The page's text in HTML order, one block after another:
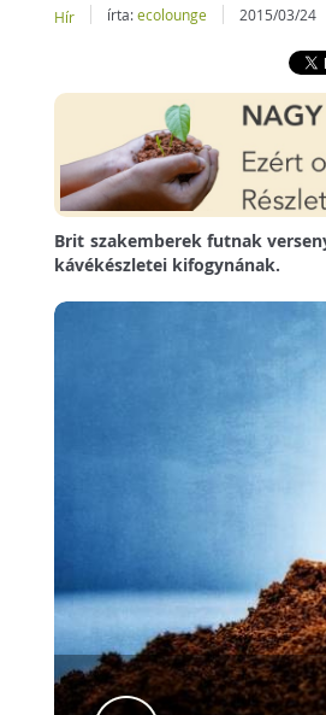
Hír írta:ecolounge 2015/03/24
Brit szakemberek futnak
kávékészletei kifogynának.